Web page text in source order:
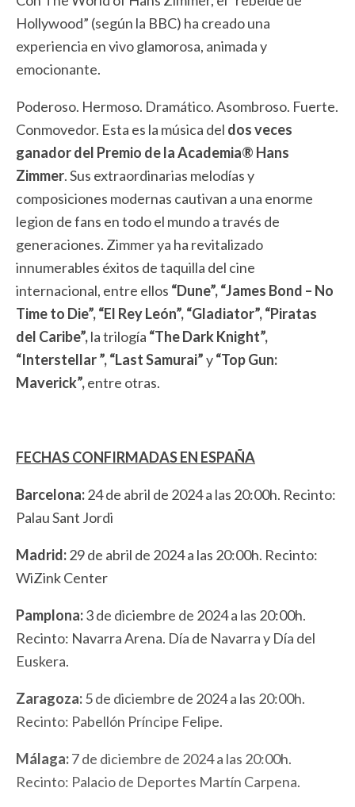
Hollywood” (según la BBC) ha creado una
experiencia en vivo glamorosa, animada y
emocionante.
Poderoso. Hermoso. Dramático. Asombroso. Fuerte.
Conmovedor. Esta es la música del dos veces
ganador del Premio de la Academia® Hans
Zimmer. Sus extraordinarias melodías y
composiciones modernas cautivan a una enorme
legion de fans en todo el mundo a través de
generaciones. Zimmer ya ha revitalizado
innumerables éxitos de taquilla del cine
internacional, entre ellos “Dune”, “James Bond – No
Time to Die”, “El Rey León”, “Gladiator”, “Piratas
del Caribe”,la trilogía “The Dark Knight”,
“Interstellar ”, “Last Samurai”y“Top Gun:
Maverick”,entre otras.
FECHAS CONFIRMADAS EN ESPAÑA
Barcelona:24 de abril de 2024 a las 20:00h. Recinto:
Palau Sant Jordi
Madrid:29 de abril de 2024 a las 20:00h. Recinto:
WiZink Center
Pamplona:3 de diciembre de 2024 a las 20:00h.
Recinto: Navarra Arena. Día de Navarra y Día del
Euskera.
Zaragoza:5 de diciembre de 2024 a las 20:00h.
Recinto: Pabellón Príncipe Felipe.
Málaga:7 de diciembre de 2024 a las 20:00h.
Recinto: Palacio de Deportes Martín Carpena.